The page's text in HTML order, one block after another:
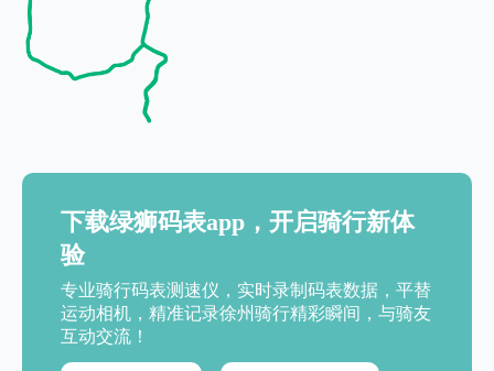
下载绿狮码表app，开启骑行新体
验
专业骑行码表测速仪，实时录制码表数据，平替
运动相机，精准记录徐州骑行精彩瞬间，与骑友
互动交流！